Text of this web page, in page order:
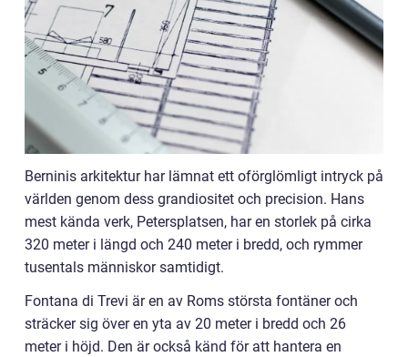
Berninis arkitektur har lämnat ett oförglömligt intryck på
världen genom dess grandiositet och precision. Hans
mest kända verk, Petersplatsen, har en storlek på cirka
320 meter i längd och 240 meter i bredd, och rymmer
tusentals människor samtidigt.
Fontana di Trevi är en av Roms största fontäner och
sträcker sig över en yta av 20 meter i bredd och 26
meter i höjd. Den är också känd för att hantera en